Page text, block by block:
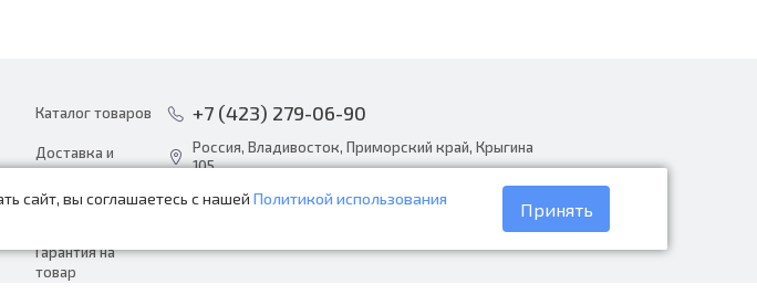
сайт, вы соглашаетесь с нашей Политикой использования
Принять
Каталог товаров
Доставка и
оплата
Акции
Гарантия на
товар
+7 (423) 279-06-90
Россия, Владивосток, Приморский край, Крыгина
105
info@avtonarodnye.ru